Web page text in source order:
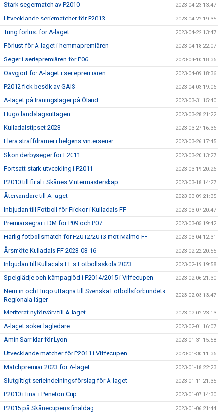
Stark segermatch av P2010 2023-04-23 13:47
Utvecklande seriematcher för P2013 2023-04-22 19:35
Tung förlust för A-laget 2023-04-22 13:47
Förlust för A-laget i hemmapremiären 2023-04-18 22:07
Seger i seriepremiären för P06 2023-04-10 18:36
Oavgjort för A-laget i seriepremiären 2023-04-09 18:36
P2012 fick besök av GAIS 2023-04-03 19:06
A-laget på träningsläger på Öland 2023-03-31 15:40
Hugo landslagsuttagen 2023-03-28 21:22
Kulladalstipset 2023 2023-03-27 16:36
Flera straffdramer i helgens vinterserier 2023-03-26 17:45
Skön derbyseger för F2011 2023-03-20 13:27
Fortsatt stark utveckling i P2011 2023-03-19 20:26
P2010 till final i Skånes Vintermästerskap 2023-03-18 14:27
Återvändare till A-laget 2023-03-09 21:35
Inbjudan till Fotboll för Flickor i Kulladals FF 2023-03-07 20:47
Premiärsegrar i DM för P09 och P07 2023-03-05 19:42
Härlig fotbollsmatch för F2012/2013 mot Malmö FF 2023-03-04 12:31
Årsmöte Kulladals FF 2023-03-16 2023-02-22 20:55
Inbjudan till Kulladals FF:s Fotbollsskola 2023 2023-02-19 19:58
Spelglädje och kämpaglöd i F2014/2015 i Viffecupen 2023-02-06 21:30
Nermin och Hugo uttagna till Svenska Fotbollsförbundets
Regionala läger
2023-02-03 13:47
Meriterat nyförvärv till A-laget 2023-02-02 23:13
A-laget söker lagledare 2023-02-01 16:07
Amin Sarr klar för Lyon 2023-01-31 15:58
Utvecklande matcher för P2011 i Viffecupen 2023-01-30 11:36
Matchpremiär 2023 för A-laget 2023-01-18 22:23
Slutgiltigt serieindelningsförslag för A-laget 2023-01-11 21:35
P2010 i final i Peneton Cup 2023-01-07 14:30
P2015 på Skånecupens finaldag 2023-01-06 21:44